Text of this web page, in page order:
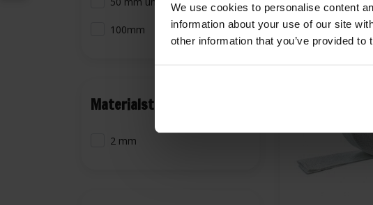
We use cookies to personalise content
information about your use of our site
other information that you’ve provided
100mm
Materialstärke
2 mm